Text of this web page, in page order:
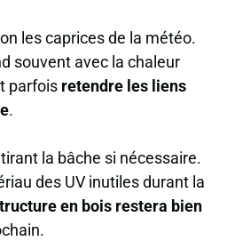
les caprices de la météo.
souvent avec la chaleur
parfois retendre les liens
.
la bâche si nécessaire.
des UV inutiles durant la
en bois restera bien